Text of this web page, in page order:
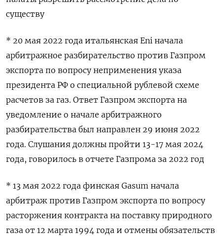
существу
* 20 мая 2022 года итальянская Eni начала
арбитражное разбирательство против Газпром
экспорта по вопросу неприменения указа
президента РФ о специальной рублевой схеме
расчетов за газ. Ответ Газпром экспорта на
уведомление о начале арбитражного
разбирательства был направлен 29 июня 2022
года. Слушания должны пройти 13-17 мая 2024
года, говорилось в отчете Газпрома за 2022 год
* 13 мая 2022 года финская Gasum начала
арбитраж против Газпром экспорта по вопросу
расторжения контракта на поставку природного
газа от 12 марта 1994 года и отмены обязательств